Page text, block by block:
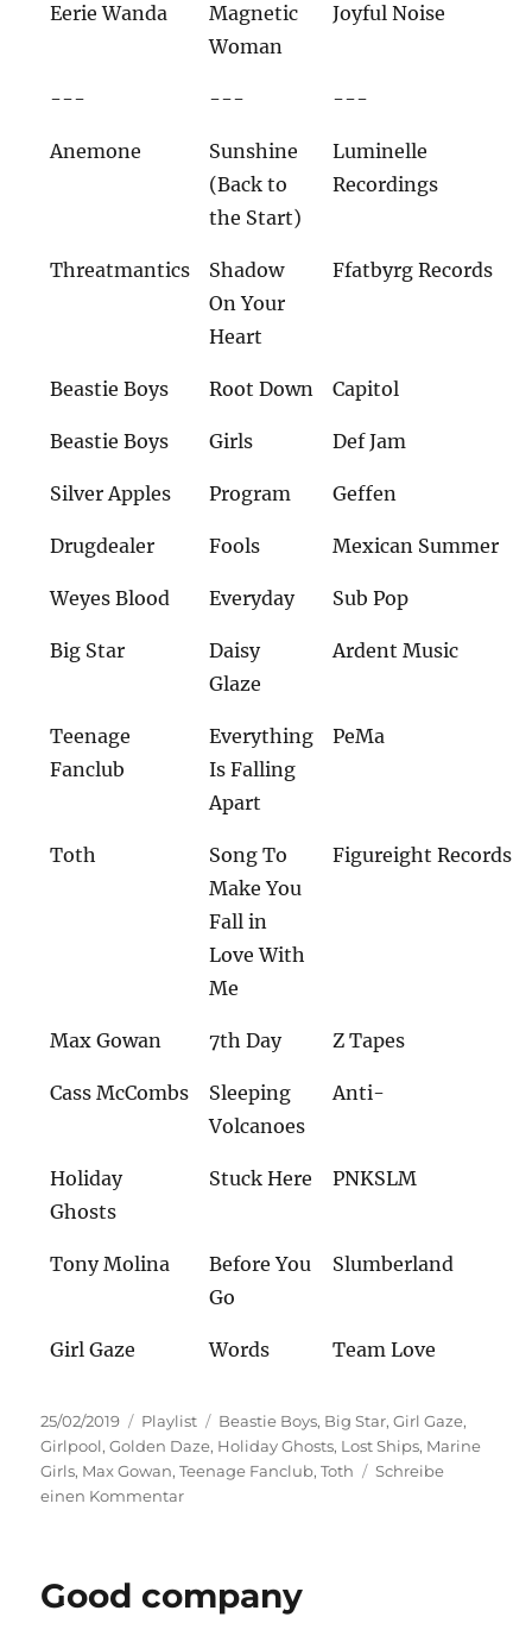
Eerie Wanda
Magnetic
Woman
Joyful Noise
--- --- ---
Anemone
Sunshine
(Back to
the Start)
Luminelle
Recordings
Threatmantics
Shadow
On Your
Heart
Ffatbyrg Records
Beastie Boys Root Down Capitol
Beastie Boys Girls Def Jam
Silver Apples Program Geffen
Drugdealer Fools Mexican Summer
Weyes Blood Everyday Sub Pop
Big Star
Daisy
Glaze
Ardent Music
Teenage
Fanclub
Everything
Is Falling
Apart
PeMa
Toth
Song To
Make You
Fall in
Love With
Me
Figureight Records
Max Gowan 7th Day Z Tapes
Cass McCombs
Sleeping
Volcanoes
Anti-
Holiday
Ghosts
Stuck Here PNKSLM
Tony Molina
Before You
Go
Slumberland
Girl Gaze Words Team Love
Veröffentlicht
am
25/02/2019 Kategorien
Playlist Schlagwörter
Beastie Boys, Big Star,Girl Gaze,
Girlpool,Golden Daze, Holiday Ghosts, Lost Ships, Marine
Girls, Max Gowan,Teenage Fanclub,Toth
Schreibe
einen Kommentarzu
Good company